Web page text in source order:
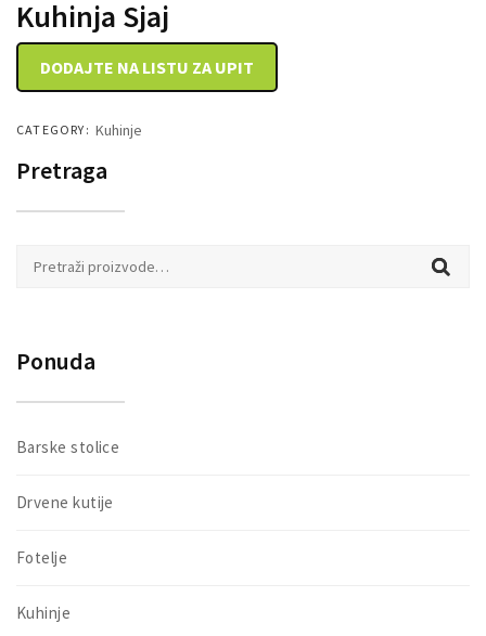
DRVENE KUTIJE
Kuhinja Sjaj
DODAJTE NA LISTU ZA UPIT
CATEGORY: Kuhinje
Pretraga
Pretraži:
Ponuda
Barske stolice
Drvene kutije
Fotelje
Kuhinje